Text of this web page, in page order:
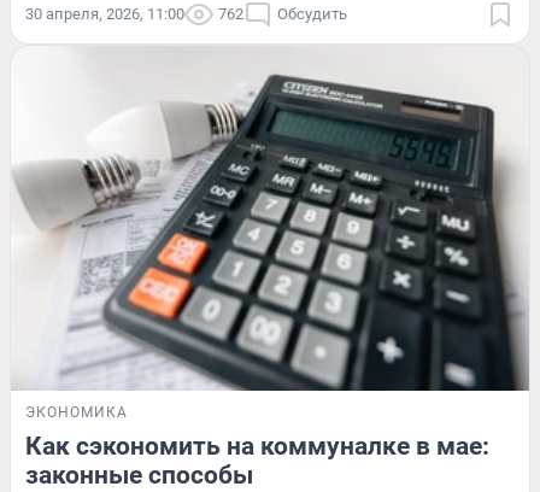
30 апреля, 2026, 11:00 762 Обсудить
ЭКОНОМИКА
Как сэкономить на коммуналке в мае:
законные способы